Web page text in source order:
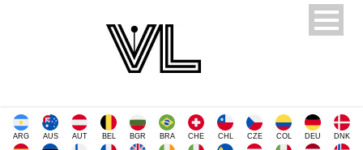
ARG AUS AUT BEL BGR BRA CHE CHL CZE COL DEU DNK